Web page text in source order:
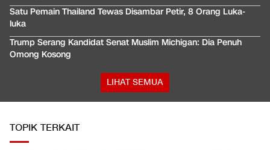
Satu Pemain Thailand Tewas Disambar Petir, 8 Orang Luka-
luka
Trump Serang Kandidat Senat Muslim Michigan: Dia Penuh
Omong Kosong
LIHAT SEMUA
TOPIK TERKAIT